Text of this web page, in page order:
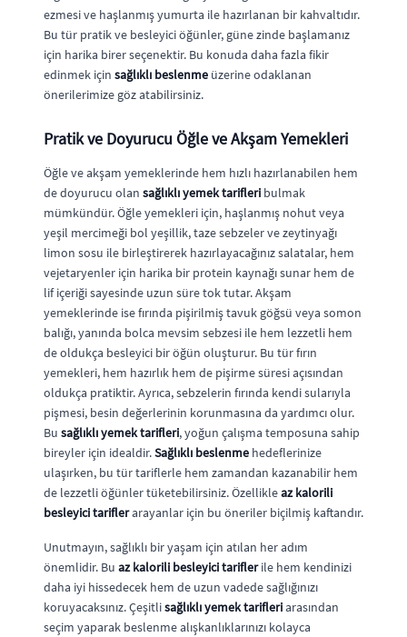
ezmesi ve haşlanmış yumurta ile hazırlanan bir kahvaltıdır.
Bu tür pratik ve besleyici öğünler, güne zinde başlamanız
için harika birer seçenektir. Bu konuda daha fazla fikir
edinmek için sağlıklı beslenme üzerine odaklanan
önerilerimize göz atabilirsiniz.
Pratik ve Doyurucu Öğle ve Akşam Yemekleri
Öğle ve akşam yemeklerinde hem hızlı hazırlanabilen hem
de doyurucu olan sağlıklı yemek tarifleri bulmak
mümkündür. Öğle yemekleri için, haşlanmış nohut veya
yeşil mercimeği bol yeşillik, taze sebzeler ve zeytinyağı
limon sosu ile birleştirerek hazırlayacağınız salatalar, hem
vejetaryenler için harika bir protein kaynağı sunar hem de
lif içeriği sayesinde uzun süre tok tutar. Akşam
yemeklerinde ise fırında pişirilmiş tavuk göğsü veya somon
balığı, yanında bolca mevsim sebzesi ile hem lezzetli hem
de oldukça besleyici bir öğün oluşturur. Bu tür fırın
yemekleri, hem hazırlık hem de pişirme süresi açısından
oldukça pratiktir. Ayrıca, sebzelerin fırında kendi sularıyla
pişmesi, besin değerlerinin korunmasına da yardımcı olur.
Bu sağlıklı yemek tarifleri, yoğun çalışma temposuna sahip
bireyler için idealdir.Sağlıklı beslenme hedeflerinize
ulaşırken, bu tür tariflerle hem zamandan kazanabilir hem
de lezzetli öğünler tüketebilirsiniz. Özellikleaz kalorili
besleyici tariflerarayanlar için bu öneriler biçilmiş kaftandır.
Unutmayın, sağlıklı bir yaşam için atılan her adım
önemlidir. Bu az kalorili besleyici tariflerile hem kendinizi
daha iyi hissedecek hem de uzun vadede sağlığınızı
koruyacaksınız. Çeşitlisağlıklı yemek tarifleriarasından
seçim yaparak beslenme alışkanlıklarınızı kolayca